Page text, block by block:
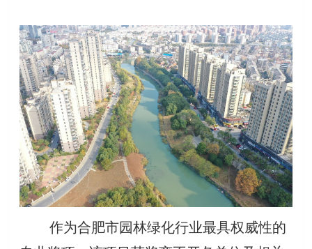
作为合肥市园林绿化行业最具权威性的